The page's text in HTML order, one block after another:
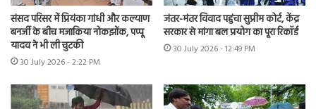
संसद परिसर में प्रियंका गांधी और कल्याण
बनर्जी के बीच मजाकिया नोकझोंक, पप्पू
यादव ने भी ली चुटकी
30 July 2026 - 2:22 PM
जंतर-मंतर विवाद पहुंचा सुप्रीम कोर्ट, केंद्र
सरकार से मांगा बल प्रयोग का पूरा रिकॉर्ड
30 July 2026 - 12:49 PM